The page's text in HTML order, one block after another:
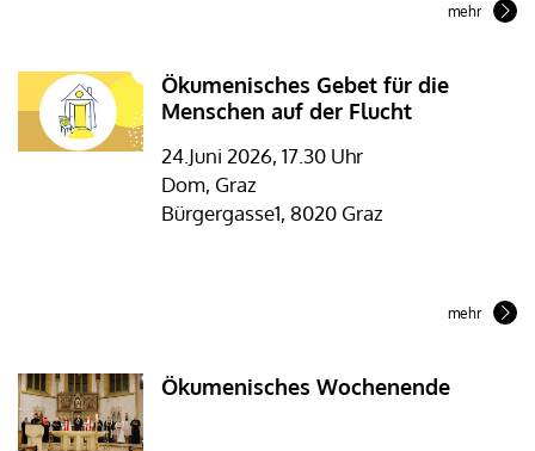
mehr
Ökumenisches Gebet für die
Menschen auf der Flucht
24.Juni 2026, 17.30 Uhr
Dom, Graz
Bürgergasse1, 8020 Graz
mehr
Ökumenisches Wochenende